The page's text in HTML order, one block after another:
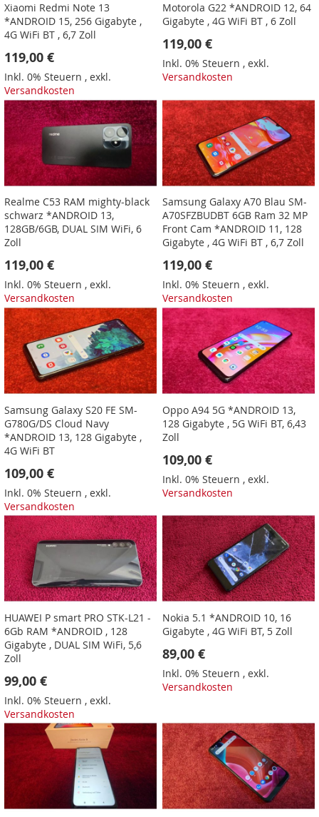
Xiaomi Redmi Note 13
*ANDROID 15, 256 Gigabyte ,
4G WiFi BT , 6,7 Zoll
119,00 €
Inkl. 0% Steuern , exkl.
Versandkosten
Motorola G22 *ANDROID 12, 64
Gigabyte , 4G WiFi BT , 6 Zoll
119,00 €
Inkl. 0% Steuern ,exkl.
Versandkosten
Realme C53 RAM mighty-black
schwarz *ANDROID 13,
128GB/6GB, DUAL SIM WiFi, 6
Zoll
119,00 €
Inkl. 0% Steuern , exkl.
Versandkosten
Samsung Galaxy A70 Blau SM-
A70SFZBUDBT 6GB Ram 32 MP
Front Cam *ANDROID 11, 128
Gigabyte , 4G WiFi BT , 6,7 Zoll
119,00 €
Inkl. 0% Steuern ,exkl.
Versandkosten
Samsung Galaxy S20 FE SM-
G780G/DS Cloud Navy
*ANDROID 13, 128 Gigabyte ,
4G WiFi BT
109,00 €
Inkl. 0% Steuern , exkl.
Versandkosten
Oppo A94 5G *ANDROID 13,
128 Gigabyte , 5G WiFi BT, 6,43
Zoll
109,00 €
Inkl. 0% Steuern ,exkl.
Versandkosten
HUAWEI P smart PRO STK-L21 -
6Gb RAM *ANDROID , 128
Gigabyte , DUAL SIM WiFi, 5,6
Zoll
99,00 €
Inkl. 0% Steuern , exkl.
Versandkosten
Nokia 5.1 *ANDROID 10, 16
Gigabyte , 4G WiFi BT, 5 Zoll
89,00 €
Inkl. 0% Steuern ,exkl.
Versandkosten